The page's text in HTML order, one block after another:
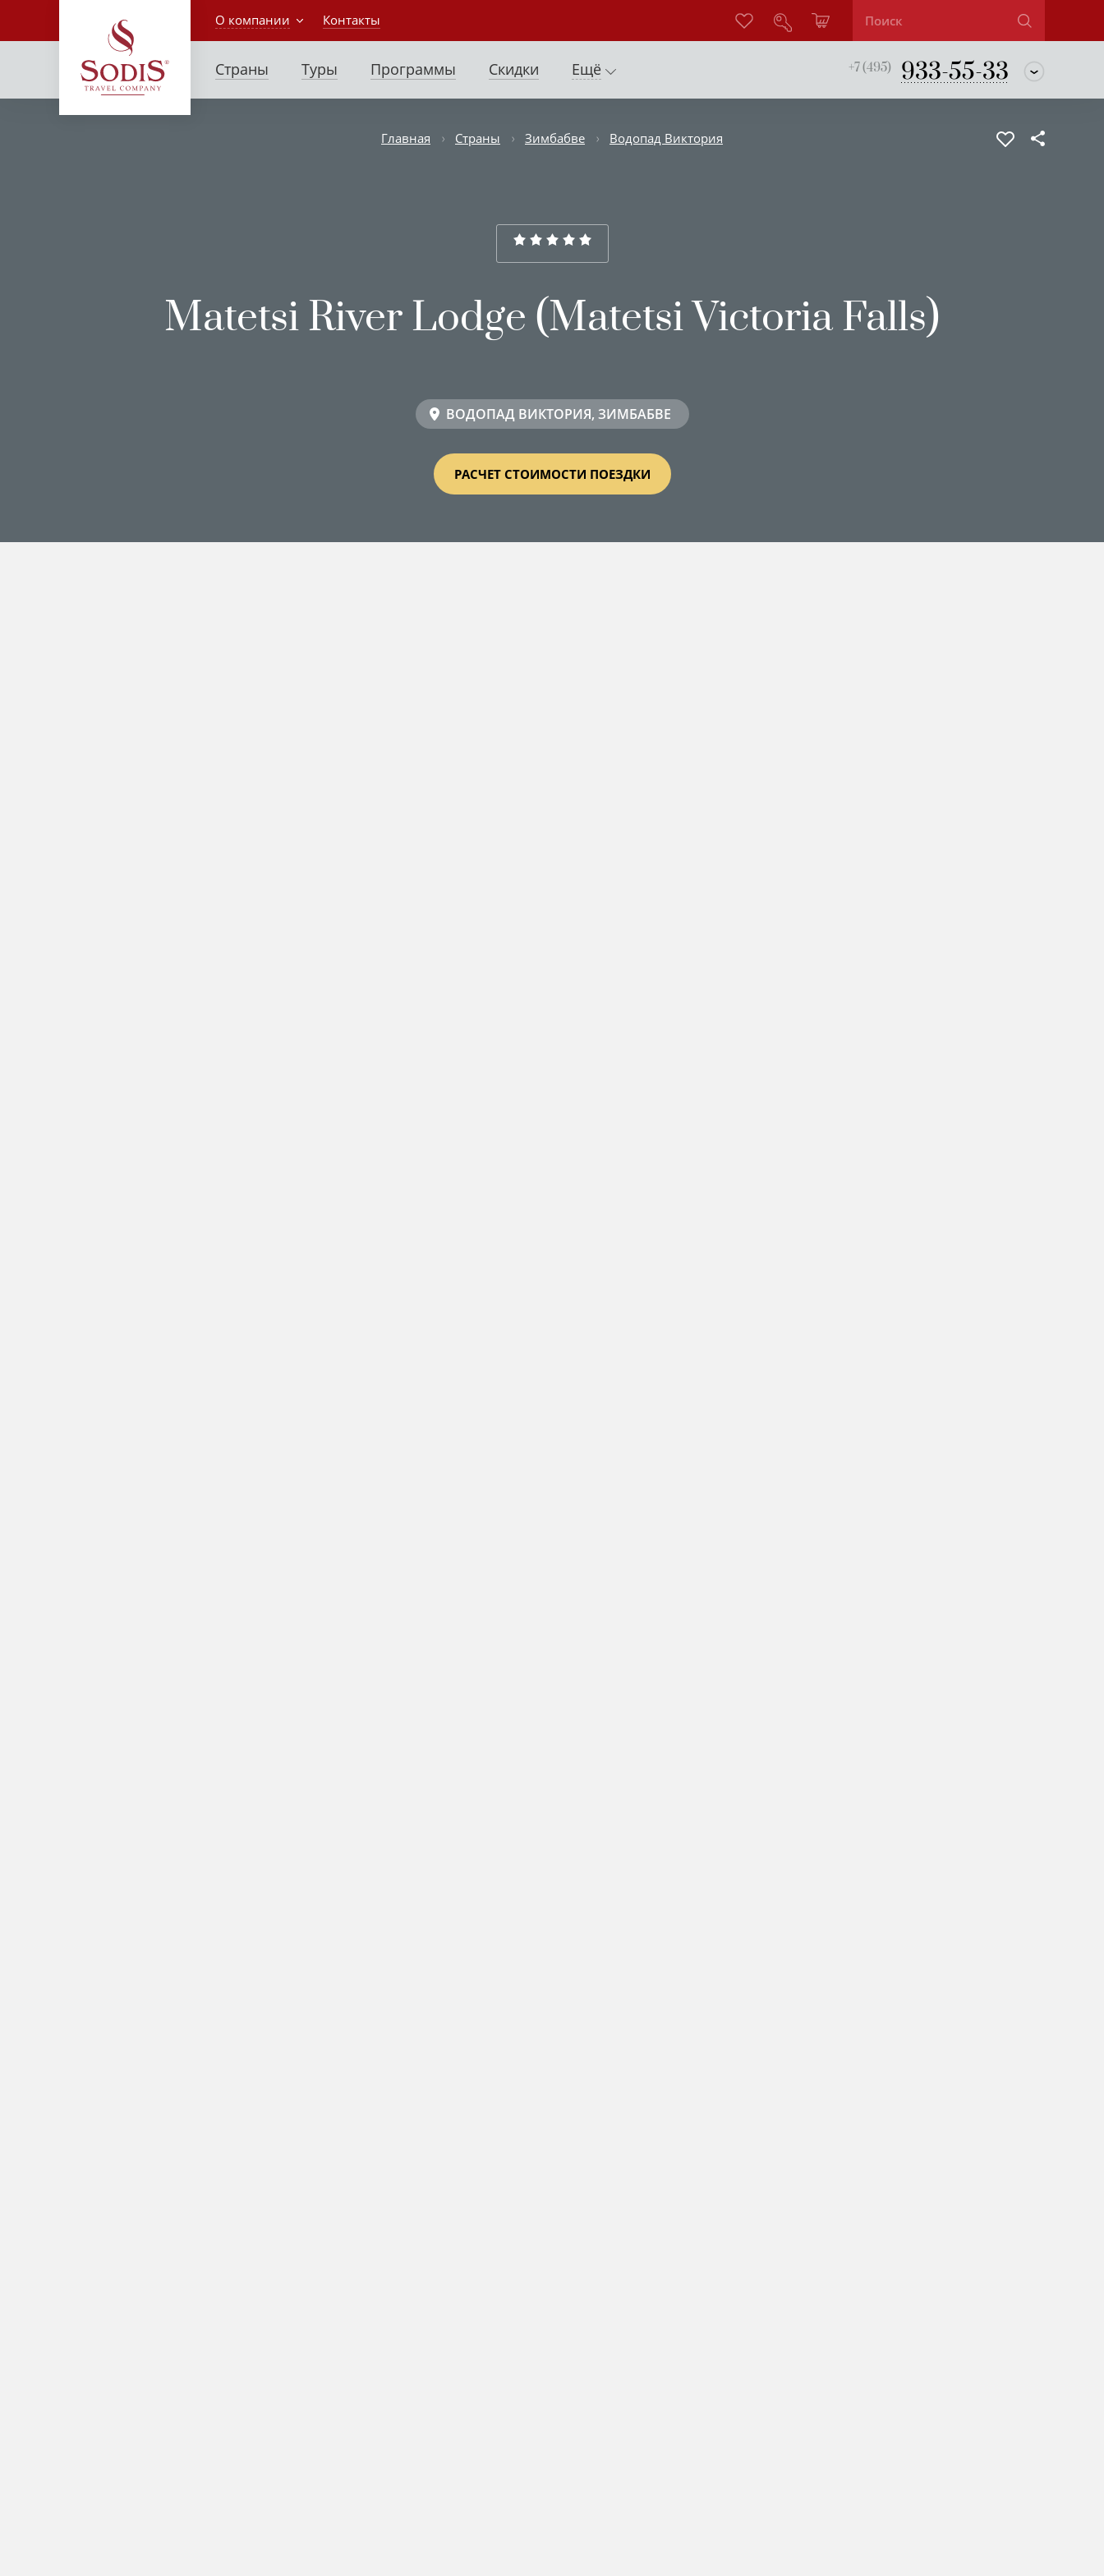
О компании Контакты
Страны Туры Программы Скидки Ещё +7 (495) 933-55-33
Главная Страны Зимбабве Водопад Виктория
Matetsi River Lodge (Matetsi Victoria Falls)
ВОДОПАД ВИКТОРИЯ, ЗИМБАБВЕ
РАСЧЕТ СТОИМОСТИ ПОЕЗДКИ